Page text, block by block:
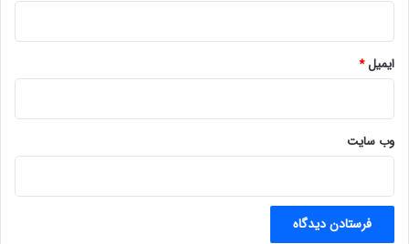
عملکرد استفاده می‌کند. در ادامه می‌توانید ویدئو بررسی قابلیت
تشخیص تصادف آیفون ۱۴ را تماشا کنید.
تماشا در آپارات
ایمیل*
وب‌ سایت